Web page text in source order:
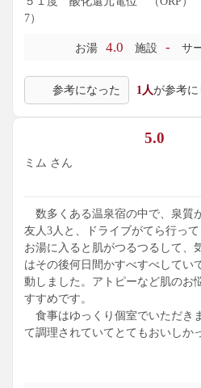
7）
お湯 4.0 施設 - サ
参考になった 1人が参考
5.0
ミム さん
数多くある温泉宿の中で、泉質
友人3人と、ドライブがてら行って
お湯に入ると肌がつるつるして、
はその後何日間かすべすべしてい
動しました。アトピーなど肌のお
すすめです。
食事はゆっくり個室でいただき
て調理されていてとてもおいしか